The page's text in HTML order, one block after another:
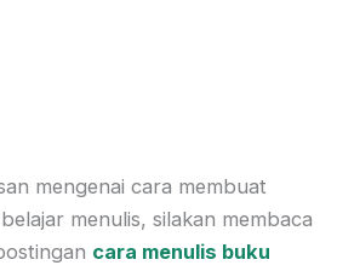
mengenai cara membuat
menulis, silakan membaca
cara menulis buku